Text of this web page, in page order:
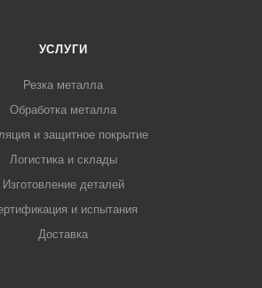
УСЛУГИ
Резка металла
Обработка металла
и защитное покрытие
Логистика и склады
Изготовление деталей
и испытания
Доставка